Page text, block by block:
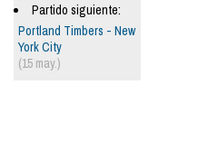
Partido siguiente:
Portland Timbers - New
York City
(15 may.)